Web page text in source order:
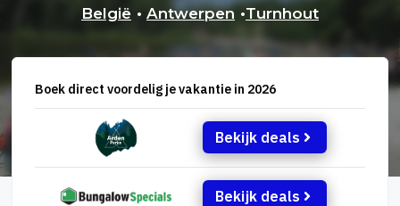
België • Antwerpen •Turnhout
Boek direct voordelig je vakantie in 2026
Bekijk deals
Bekijk deals